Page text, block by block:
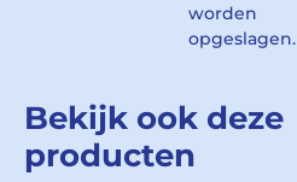
worden
opgeslagen.
Bekijk ook deze
producten